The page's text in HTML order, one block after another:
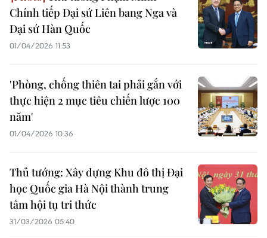
Chính tiếp Đại sứ Liên bang Nga và
Đại sứ Hàn Quốc
01/04/2026 11:53
'Phòng, chống thiên tai phải gắn với
thực hiện 2 mục tiêu chiến lược 100
năm'
01/04/2026 10:36
Thủ tướng: Xây dựng Khu đô thị Đại
học Quốc gia Hà Nội thành trung
tâm hội tụ tri thức
31/03/2026 05:40